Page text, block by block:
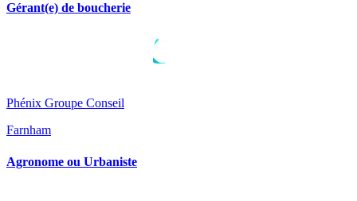
Gérant(e) de boucherie
Phénix Groupe Conseil
Farnham
Agronome ou Urbaniste